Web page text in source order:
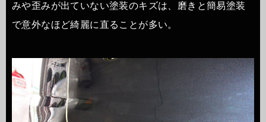
みや歪みが出ていない塗装のキズは、磨きと簡易塗装
で意外なほど綺麗に直ることが多い。